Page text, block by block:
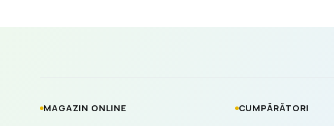
MAGAZIN ONLINE CUMPĂRĂTORI